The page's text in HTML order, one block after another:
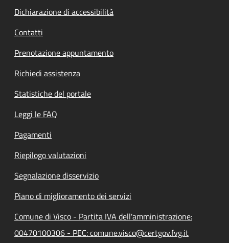
Dichiarazione di accessibilità
Contatti
Prenotazione appuntamento
Richiedi assistenza
Statistiche del portale
Leggi le FAQ
Pagamenti
Riepilogo valutazioni
Segnalazione disservizio
Piano di miglioramento dei servizi
Comune di Visco - Partita IVA dell'amministrazione:
00470100306 - PEC: comune.visco@certgov.fvg.it